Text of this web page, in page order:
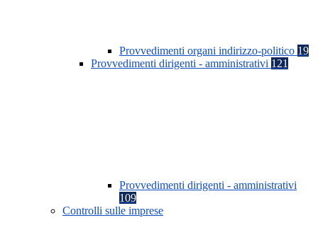
Provvedimenti organi indirizzo-politico 19
Provvedimenti dirigenti - amministrativi 121
Provvedimenti dirigenti - amministrativi
109
Controlli sulle imprese